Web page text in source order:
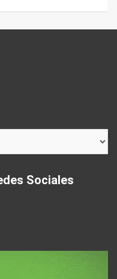
Sociales